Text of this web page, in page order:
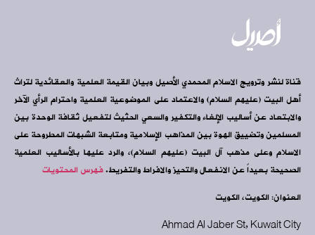
قناة لنشر وترويج الاسلام المحمدي الأصيل وبيان القيمة العلمية والعقائدية لتراث
أهل البيت (عليهم السلام) والاعتماد على الموضوعية العلمية واحترام الرأي الآخر
والابتعاد عن أساليب الإلغاء والتكفير والسعي الحثيث لتفعيل ثقافة الوحدة بين
المسلمين وتضييق الهوة بين المذاهب الإسلامية ومتابعة الشبهات المطروحة على
الاسلام وعلى مذهب آل البيت (عليهم السلام)، والرد عليها بالأساليب العلمية
الصحيحة بعيداً عن الانفعال والتحيز والافراط والتفريط.فهرس المحتويات
العنوان: الكويت، الكويت
Ahmad Al Jaber St, Kuwait City